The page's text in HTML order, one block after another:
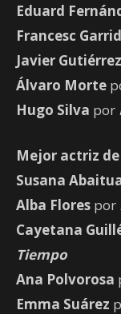
Eduard
Francesc
Javier Gutiérrez
Álvaro Morte
Hugo Silva por
Mejor actriz
Susana
Alba Flores por
Cayetana
Tiempo
Ana Polvorosa
Emma Suárez